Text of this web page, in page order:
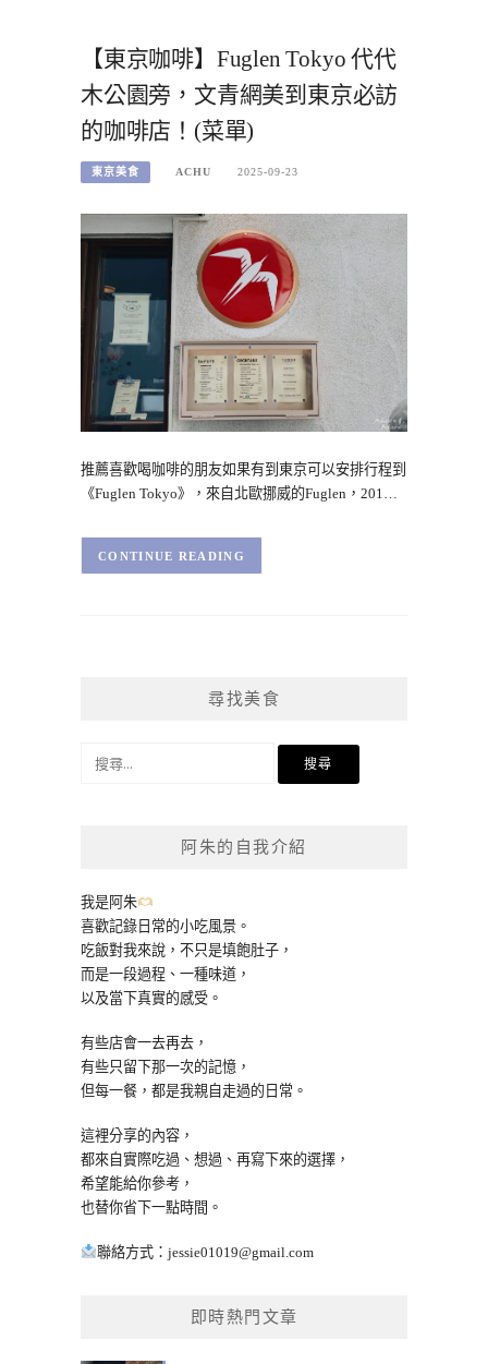
【東京咖啡】Fuglen Tokyo 代代
木公園旁，文青網美到東京必訪
的咖啡店！(菜單)
東京美食 ACHU 2025-09-23
推薦喜歡喝咖啡的朋友如果有到東京可以安排行程到
《Fuglen Tokyo》，來自北歐挪威的Fuglen，201…
CONTINUE READING
尋找美食
阿朱的自我介紹
我是阿朱
喜歡記錄日常的小吃風景。
吃飯對我來說，不只是填飽肚子，
而是一段過程、一種味道，
以及當下真實的感受。
有些店會一去再去，
有些只留下那一次的記憶，
但每一餐，都是我親自走過的日常。
這裡分享的內容，
都來自實際吃過、想過、再寫下來的選擇，
希望能給你參考，
也替你省下一點時間。
聯絡方式： jessie01019@gmail.com
即時熱門文章